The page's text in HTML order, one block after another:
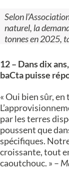
Selon
naturel, la
tonnes en 2025,
12 – Dans dix
baCta puisse
« Oui bien sûr,
par les terres
poussent que
spécifiques.
croissante, tout
caoutchouc. » –